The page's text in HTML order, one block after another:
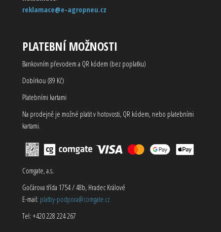
reklamace@e-agropneu.cz
PLATEBNÍ MOŽNOSTI
Bankovním převodem a QR kódem (bez poplatku)
Dobírkou (89 Kč)
Platebními kartami
Na prodejně je možné platit v hotovosti, QR kódem, nebo platebními
kartami.
Comgate, a.s.
Gočárova třída 1754 / 48b, Hradec Králové
E-mail: platby-podpora@comgate.cz
Tel: +420 228 224 267